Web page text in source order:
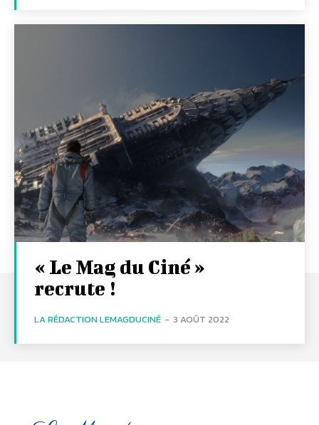
« Le Mag du Ciné »
recrute !
LA RÉDACTION LEMAGDUCINÉ - 3 AOÛT 2022